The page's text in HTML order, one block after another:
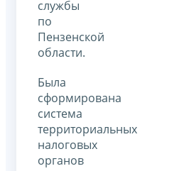
службы
по
Пензенской
области.
Была
сформирована
система
территориальных
налоговых
органов